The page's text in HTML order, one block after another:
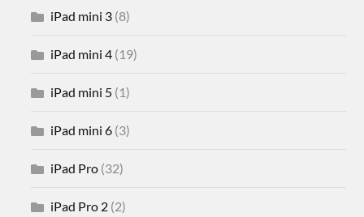
iPad mini 3 (8)
iPad mini 4 (19)
iPad mini 5 (1)
iPad mini 6 (3)
iPad Pro (32)
iPad Pro 2 (2)